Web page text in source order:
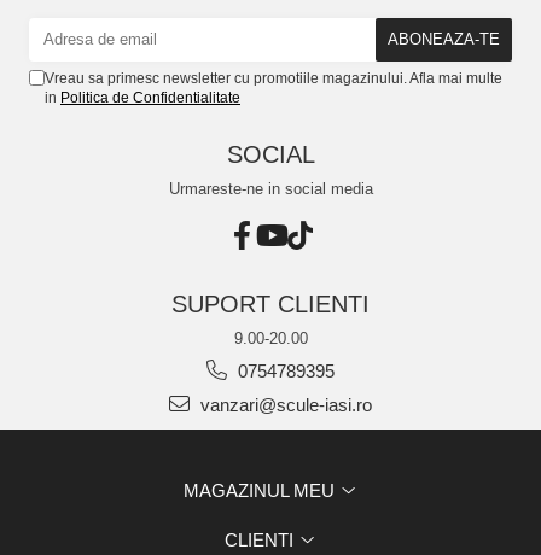
Vreau sa primesc newsletter cu promotiile magazinului. Afla mai multe
in Politica de Confidentialitate
SOCIAL
Urmareste-ne in social media
SUPORT CLIENTI
9.00-20.00
0754789395
vanzari@scule-iasi.ro
MAGAZINUL MEU
CLIENTI